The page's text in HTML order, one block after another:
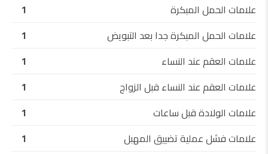
علامات الحمل المبكرة
1
علامات الحمل المبكرة جدا بعد التبويض
1
علامات العقم عند النساء
1
علامات العقم عند النساء قبل الزواج
1
علامات الولادة قبل ساعات
1
علامات فشل عملية تضييق المهبل
1